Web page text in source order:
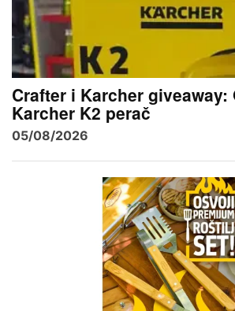
Crafter i Karcher giveaway:
Karcher K2 perač
05/08/2026